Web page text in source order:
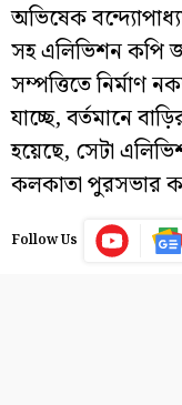
অভিষেক
সহ এলিভিশন কপি
সম্পত্তিতে নির্মাণ
যাচ্ছে, বর্তমানে
হয়েছে, সেটা
কলকাতা পুরসভার
Follow Us